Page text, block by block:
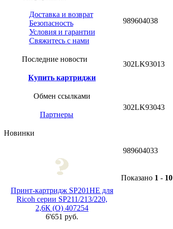
Доставка и возврат
Безопасность
Условия и гарантии
Свяжитесь с нами
Последние новости
Купить картриджи
Обмен ссылками
Партнеры
Новинки
Принт-картридж SP201HE для
Ricoh серии SP211/213/220,
2,6К (О) 407254
6'651 руб.
989604038
302LK93013
302LK93043
989604033
Показано 1 - 10